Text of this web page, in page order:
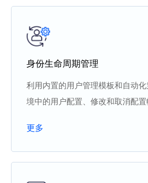
身份生命周期管理
利用内置的用户管理模板和自动
境中的用户配置、修改和取消配置
更多